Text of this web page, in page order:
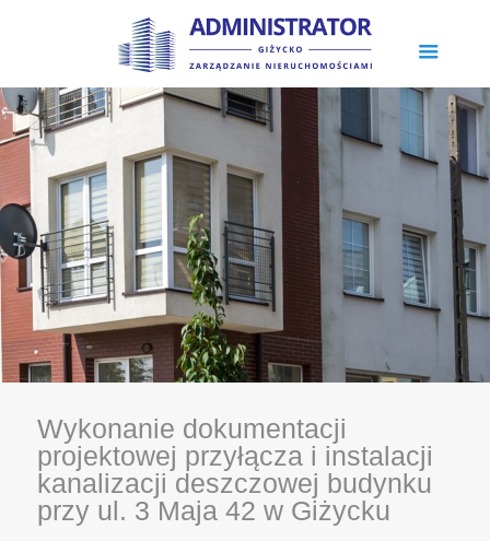
Wykonanie dokumentacji
projektowej przyłącza i instalacji
kanalizacji deszczowej budynku
przy ul. 3 Maja 42 w Giżycku